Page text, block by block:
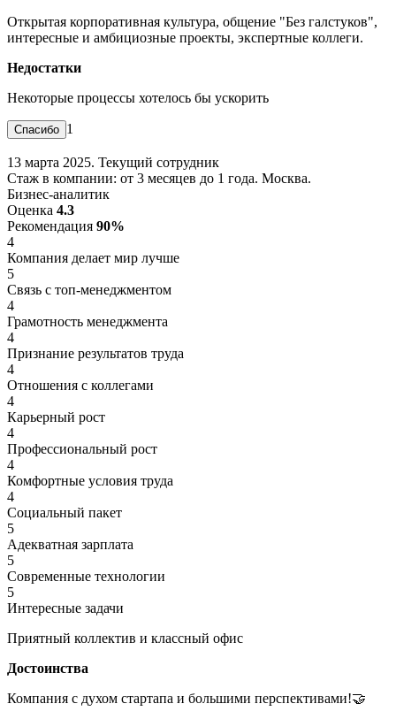
Открытая корпоративная культура, общение "Без галстуков",
интересные и амбициозные проекты, экспертные коллеги.
Недостатки
Некоторые процессы хотелось бы ускорить
1
13 марта 2025. Текущий сотрудник
Стаж в компании: от 3 месяцев до 1 года. Москва.
Бизнес-аналитик
Оценка 4.3
Рекомендация 90%
4
Компания делает мир лучше
5
Связь с топ-менеджментом
4
Грамотность менеджмента
4
Признание результатов труда
4
Отношения с коллегами
4
Карьерный рост
4
Профессиональный рост
4
Комфортные условия труда
4
Социальный пакет
5
Адекватная зарплата
5
Современные технологии
5
Интересные задачи
Приятный коллектив и классный офис
Достоинства
Компания с духом стартапа и большими перспективами!🤝